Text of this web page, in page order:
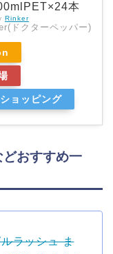
本
Rinker
ドクターペッパー)
ョッピング
おすすめ一
ラッシュ ま